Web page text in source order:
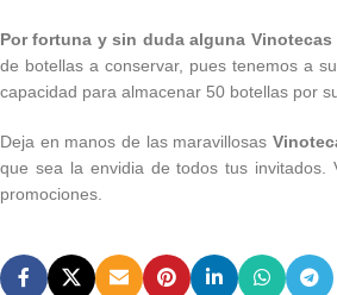
Por fortuna y sin duda alguna
de botellas a conservar, pues tenemos a
capacidad para almacenar 50 botellas por
Deja en manos de las maravillosas
que sea la envidia de todos tus invitados.
promociones.